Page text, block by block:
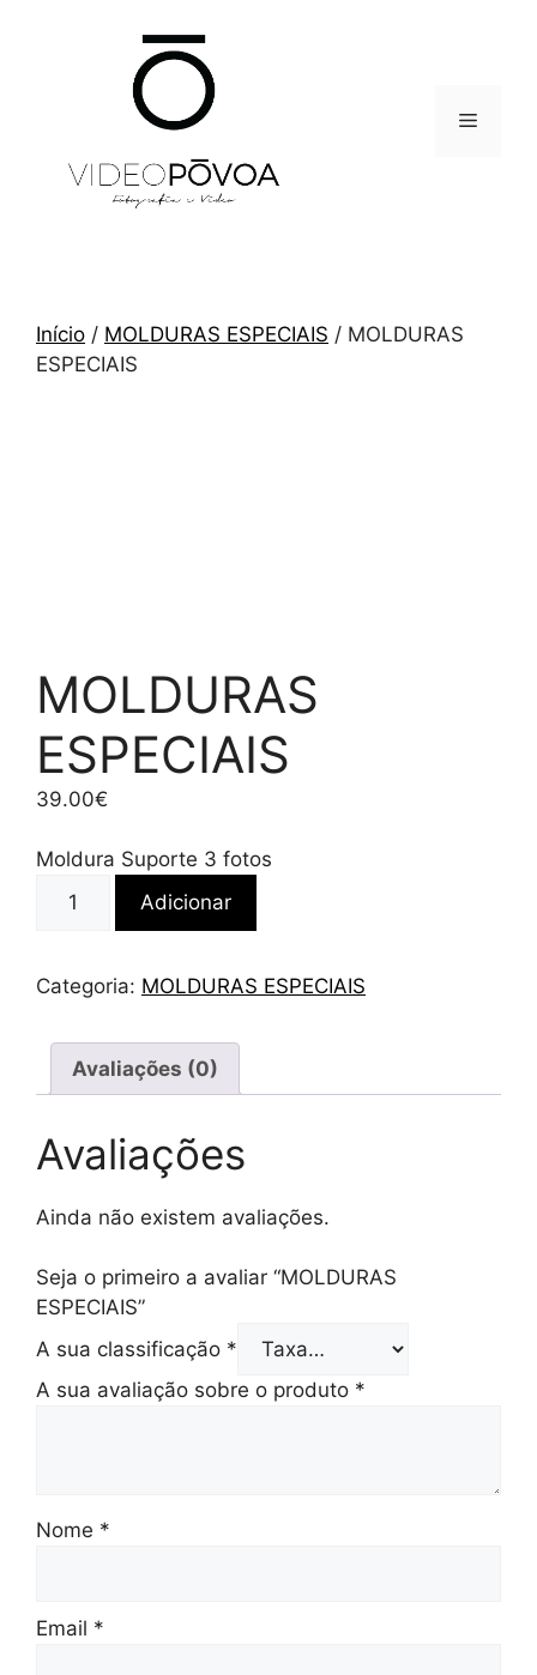
Menu
Início / MOLDURAS ESPECIAIS / MOLDURAS
ESPECIAIS
MOLDURAS
ESPECIAIS
39.00€
Moldura Suporte 3 fotos
Quantidade
ESPECIAIS
Adicionar
Categoria: MOLDURAS ESPECIAIS
Avaliações (0)
Avaliações
Ainda não existem avaliações.
Seja o primeiro a avaliar “MOLDURAS
ESPECIAIS”
A sua classificação *
A sua avaliação sobre o produto *
Nome *
Email *